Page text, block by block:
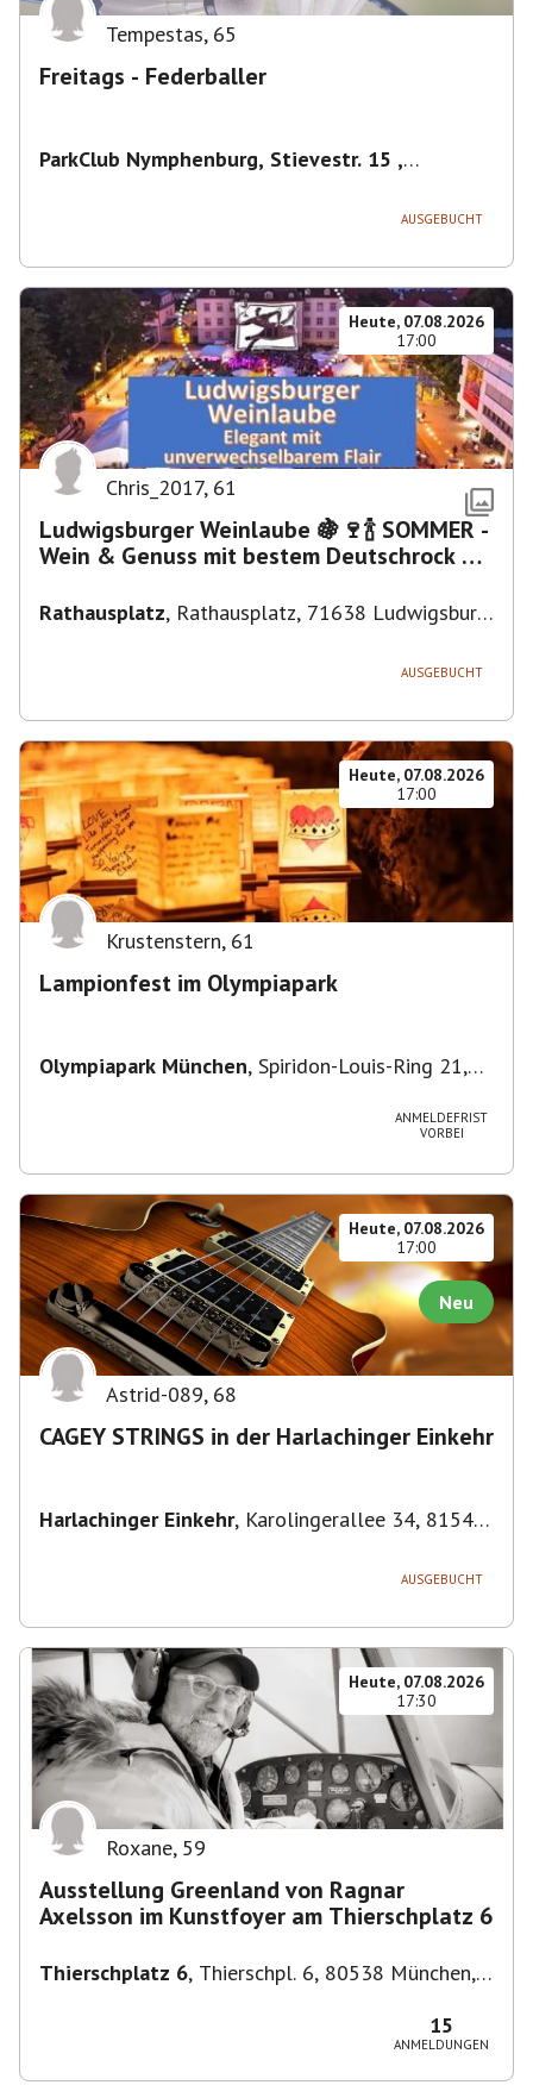
Tempestas, 65
Freitags - Federballer
ParkClub Nymphenburg, Stievestr. 15 ,
AUSGEBUCHT
Heute, 07.08.2026
17:00
Chris_2017, 61
Ludwigsburger Weinlaube 🍇🍷🍾 SOMMER -
Wein & Genuss mit bestem Deutschrock 🎼
Rathausplatz, Rathausplatz, 71638 Ludwigsburg,
AUSGEBUCHT
Heute, 07.08.2026
17:00
Krustenstern, 61
Lampionfest im Olympiapark
Olympiapark München, Spiridon-Louis-Ring 21,
ANMELDEFRIST
VORBEI
Heute, 07.08.2026
17:00
Neu
Astrid-089, 68
CAGEY STRINGS in der Harlachinger Einkehr
Harlachinger Einkehr, Karolingerallee 34, 81545
AUSGEBUCHT
Heute, 07.08.2026
17:30
Roxane, 59
Ausstellung Greenland von Ragnar
Axelsson im Kunstfoyer am Thierschplatz 6
Thierschplatz 6, Thierschpl. 6, 80538 München,
15
ANMELDUNGEN